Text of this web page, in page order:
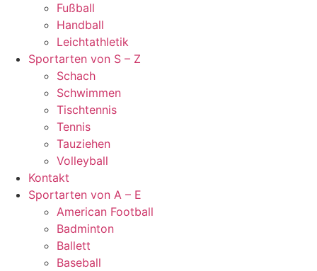
Fußball
Handball
Leichtathletik
Sportarten von S – Z
Schach
Schwimmen
Tischtennis
Tennis
Tauziehen
Volleyball
Kontakt
Sportarten von A – E
American Football
Badminton
Ballett
Baseball